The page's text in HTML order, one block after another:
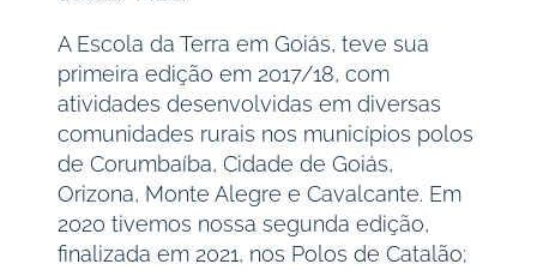
A Escola da Terra em Goiás, teve sua
primeira edição em 2017/18, com
atividades desenvolvidas em diversas
comunidades rurais nos municípios polos
de Corumbaíba, Cidade de Goiás,
Orizona, Monte Alegre e Cavalcante. Em
2020 tivemos nossa segunda edição,
finalizada em 2021, nos Polos de Catalão;